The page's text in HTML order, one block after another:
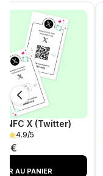
NFC X (Twitter)
4.9/5
€
AU PANIER